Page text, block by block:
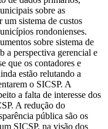
sobre as
sistema de custos
rondonienses.
sobre sistema de
a perspectiva gerencial e
que os contadores e
estão relutando a
o SICSP. A
a falta de interesse dos
A redução do
pública são os
SICSP, na visão dos